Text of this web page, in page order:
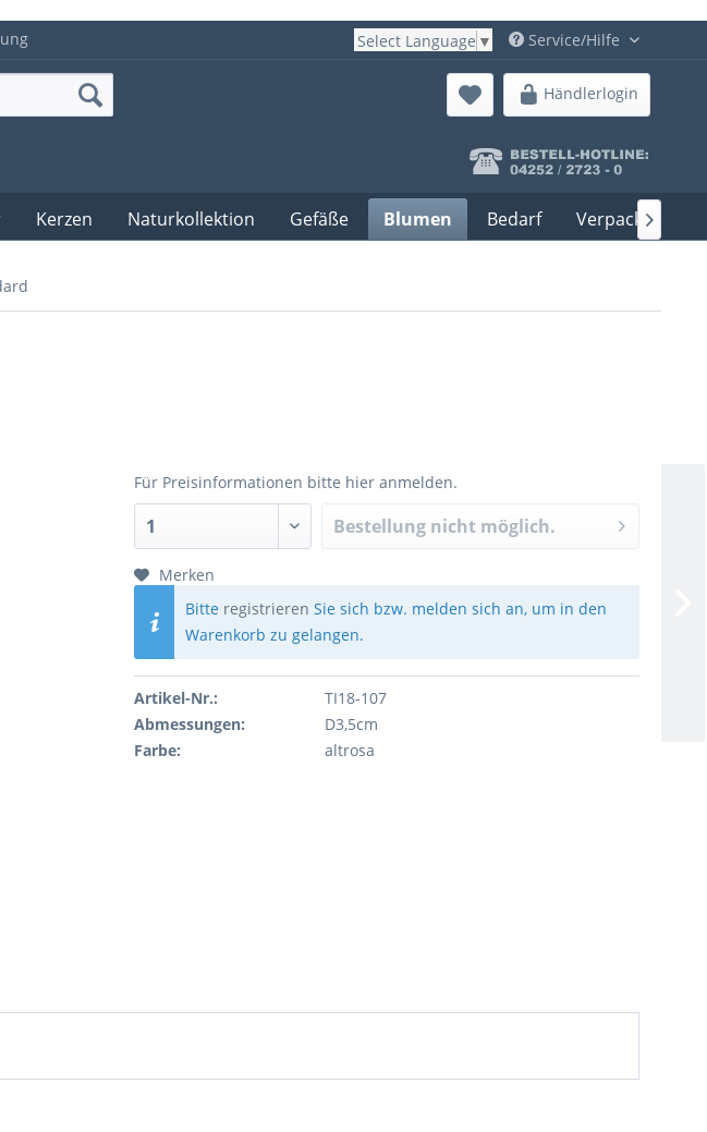
Select Language ▼ Service/Hilfe
Händlerlogin
Kerzen Naturkollektion Gefäße Blumen Bedarf Verpackung

Für Preisinformationen bitte hier anmelden.
Bestellung nicht möglich.
Merken
Bitte registrieren Sie sich bzw. melden sich an, um in den
Warenkorb zu gelangen.
Artikel-Nr.:
TI18-107
Abmessungen:
D3,5cm
Farbe:
altrosa